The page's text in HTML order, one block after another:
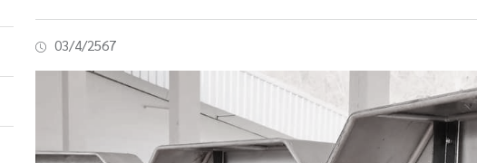
03/4/2567